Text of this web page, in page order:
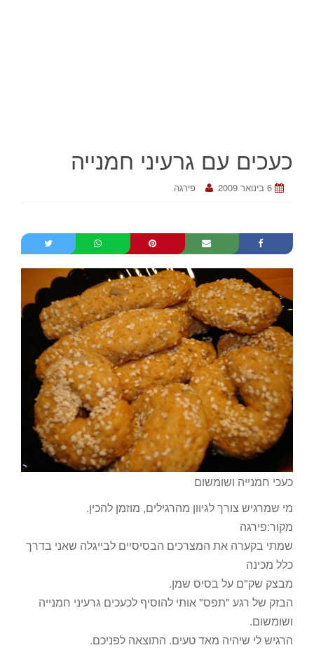
כעכים עם גרעיני חמנייה
6 בינואר 2009 פירגה
כעכי חמנייה ושומשום
מי שמרגיש צורך לגיוון מהרגילים, מוזמן להכין.
מקור:פירגה
שמתי בקערה את המצרכים הבסיסיים לבייגלה שאני בדרך
כלל מכינה
מבצק שק"ם על בסיס שמן.
הבזק של רגע "תפס" אותי להוסיף לכעכים גרעיני חמנייה
ושומשום.
הרגיש לי שיהיה מאד טעים. התוצאה לפניכם.